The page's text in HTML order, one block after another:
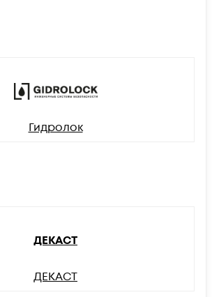
Гидролок
ДЕКАСТ
ДЕКАСТ